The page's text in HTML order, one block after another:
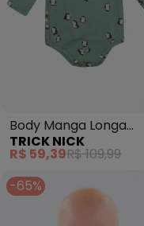
Body Manga Longa
Masculino Malhão
(Verde)
TRICK NICK
R$ 59,39R$ 109,99
-65%